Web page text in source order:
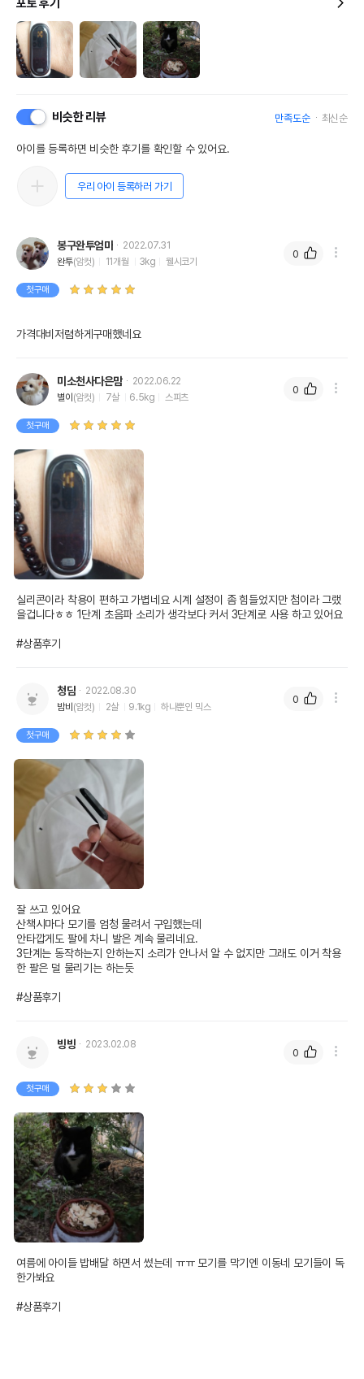
포토 후기
비슷한 리뷰 만족도순 최신순
아이를 등록하면 비슷한 후기를 확인할 수 있어요.
우리 아이 등록하러 가기
봉구완투엄마
2022.07.31
완투(암컷) 11개월 3kg 웰시코기
첫구매
가격대비저렴하게구매했네요
0
미소천사다은맘
2022.06.22
별이 (암컷) 7살 6.5kg 스피츠
첫구매
실리콘이라 착용이 편하고 가볍네요 시계 설정이 좀 힘들었지만 첨이라 그랬
을겁니다ㅎㅎ 1단계 초음파 소리가 생각보다 커서 3단계로 사용 하고 있어요
#상품후기
0
청담
2022.08.30
밤비 (암컷) 2살 9.1kg 하나뿐인 믹스
첫구매
잘 쓰고 있어요
산책시마다 모기를 엄청 물려서 구입했는데
안타깝게도 팔에 차니 발은 계속 물리네요.
3단계는 동작하는지 안하는지 소리가 안나서 알 수 없지만 그래도 이거 착용
한 팔은 덜 물리기는 하는듯
#상품후기
0
빙빙 2023.02.08
첫구매
여름에 아이들 밥배달 하면서 썼는데 ㅠㅠ 모기를 막기엔 이동네 모기들이 독
한가봐요
#상품후기
0